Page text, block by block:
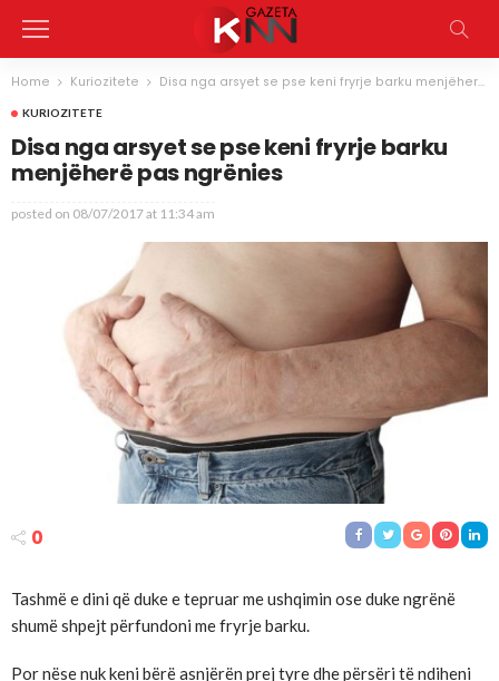
Home Kuriozitete Disa nga arsyet se pse keni fryrje barku menjëherë pas ngrënies
KURIOZITETE
Disa nga arsyet se pse keni fryrje barku
menjëherë pas ngrënies
posted on 08/07/2017 at 11:34 am
0
Tashmë e dini që duke e tepruar me ushqimin ose duke ngrënë
shumë shpejt përfundoni me fryrje barku.
Por nëse nuk keni bërë asnjërën prej tyre dhe përsëri të ndiheni